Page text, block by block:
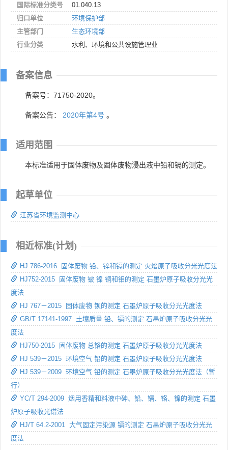
国际标准分类号
01.040.13
归口单位
环境保护部
主管部门
生态环境部
行业分类
水利、环境和公共设施管理业
备案信息
备案号：71750-2020。
备案公告： 2020年第4号 。
适用范围
本标准适用于固体废物及固体废物浸出液中铅和镉的测定。
起草单位
江苏省环境监测中心
相近标准(计划)
HJ 786-2016 固体废物 铅、锌和镉的测定 火焰原子吸收分光光度法
HJ752-2015 固体废物 铍 镍 铜和钼的测定 石墨炉原子吸收分光光
度法
HJ 767－2015 固体废物 钡的测定 石墨炉原子吸收分光光度法
GB/T 17141-1997 土壤质量 铅、镉的测定 石墨炉原子吸收分光光
度法
HJ750-2015 固体废物 总铬的测定 石墨炉原子吸收分光光度法
HJ 539－2015 环境空气 铅的测定 石墨炉原子吸收分光光度法
HJ 539－2009 环境空气 铅的测定 石墨炉原子吸收分光光度法（暂
行）
YC/T 294-2009 烟用香精和料液中砷、铅、镉、铬、镍的测定 石墨
炉原子吸收光谱法
HJ/T 64.2-2001 大气固定污染源 镉的测定 石墨炉原子吸收分光光
度法